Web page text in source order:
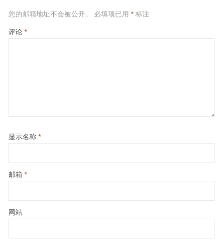
您的邮箱地址不会被公开。 必填项已用 *标注
评论 *
显示名称 *
邮箱 *
网站